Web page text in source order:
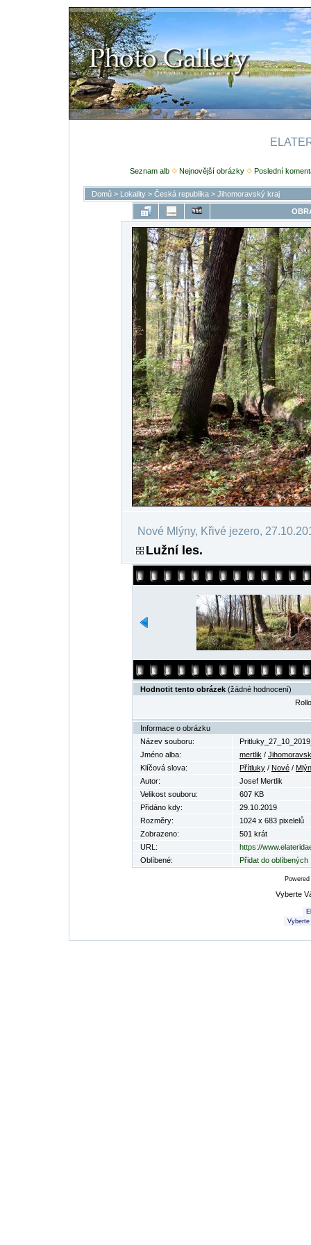
Seznam alb Nejnovější obrázky Poslední
Domů> Lokality> Česká republika> Jihomoravský kraj
Nové Mlýny, Křivé jezero,
Lužní les.
Hodnotit tento obrázek (žádné hodnocení)
Informace o obrázku
Název souboru:
Jméno alba:
mertlik /
Klíčová slova:
Přítluky / Nové /
Autor:
Josef Mertlik
Velikost souboru:
607 KB
Přidáno kdy:
29.10.2019
Rozměry:
1024 x 683 pixelelů
Zobrazeno:
501 krát
URL:
https://
Oblíbené:
Přidat do oblíbených
Vyberte